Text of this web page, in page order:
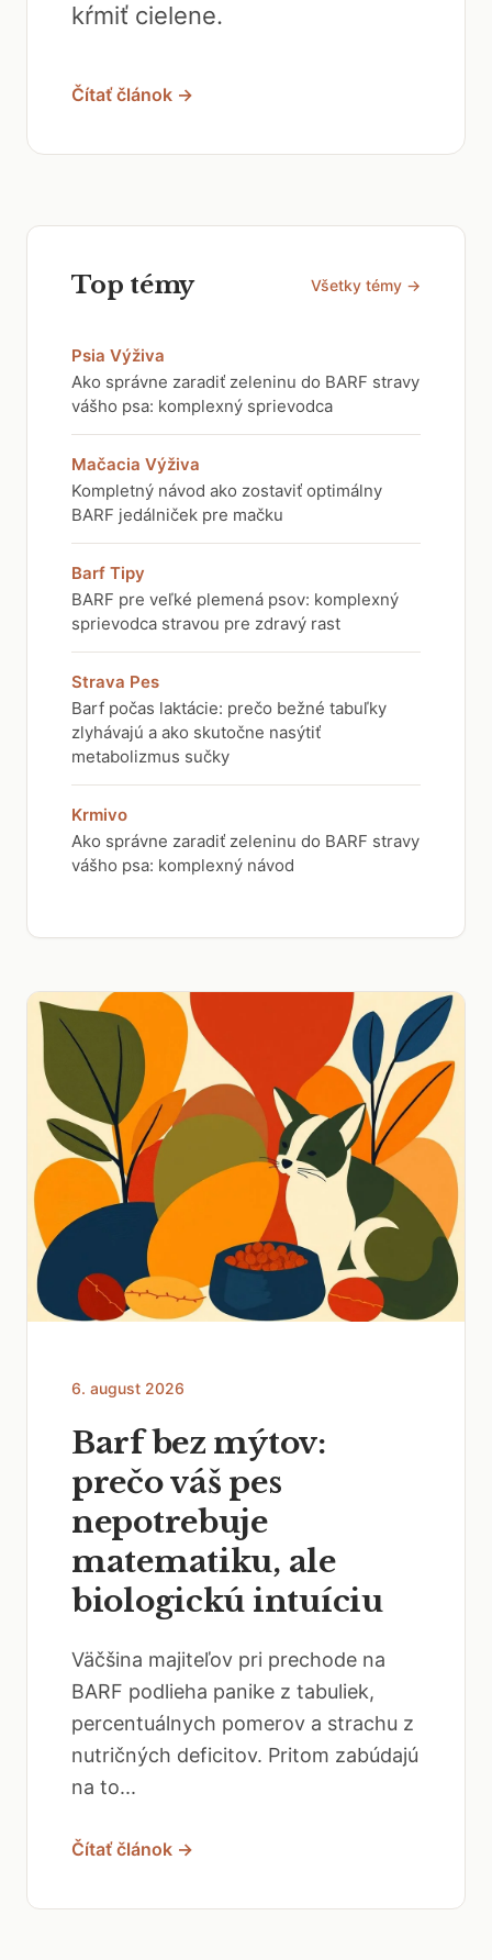
kŕmiť cielene.
Čítať článok →
Top témy Všetky témy →
Psia Výživa
Ako správne zaradiť zeleninu do BARF stravy
vášho psa: komplexný sprievodca
Mačacia Výživa
Kompletný návod ako zostaviť optimálny
BARF jedálniček pre mačku
Barf Tipy
BARF pre veľké plemená psov: komplexný
sprievodca stravou pre zdravý rast
Strava Pes
Barf počas laktácie: prečo bežné tabuľky
zlyhávajú a ako skutočne nasýtiť
metabolizmus sučky
Krmivo
Ako správne zaradiť zeleninu do BARF stravy
vášho psa: komplexný návod
6. august 2026
Barf bez mýtov:
prečo váš pes
nepotrebuje
matematiku, ale
biologickú intuíciu
Väčšina majiteľov pri prechode na
BARF podlieha panike z tabuliek,
percentuálnych pomerov a strachu z
nutričných deficitov. Pritom zabúdajú
na to...
Čítať článok →